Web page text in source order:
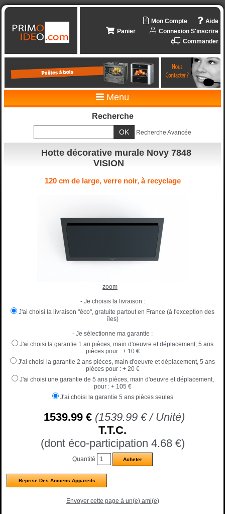
Aide
Mon Compte
Connexion S'inscrire
Panier
Commander
Menu
Recherche
Recherche Avancée
Hotte décorative murale Novy 7848
VISION
120 cm de large, verre noir, à recyclage
zoom
- Je choisis la livraison :
J'ai choisi la livraison "éco", gratuite partout en France (à l'exception des
îles)
- Je sélectionne ma garantie :
J'ai choisi la garantie 1 an pièces, main d'oeuvre et déplacement, 5 ans
pièces pour :+ 10 €
J'ai choisi la garantie 2 ans pièces, main d'oeuvre et déplacement, 5 ans
pièces pour :+ 20 €
J'ai choisi une garantie de 5 ans pièces, main d'oeuvre et déplacement,
pour :+ 105 €
J'ai choisi la garantie 5 ans pièces seules
(1539.99 €/ Unité)
1539.99€
T.T.C.
(dont éco-participation 4.68 €)
Quantité
Reprise Des Anciens Appareils
Envoyer cette page à un(e) ami(e)